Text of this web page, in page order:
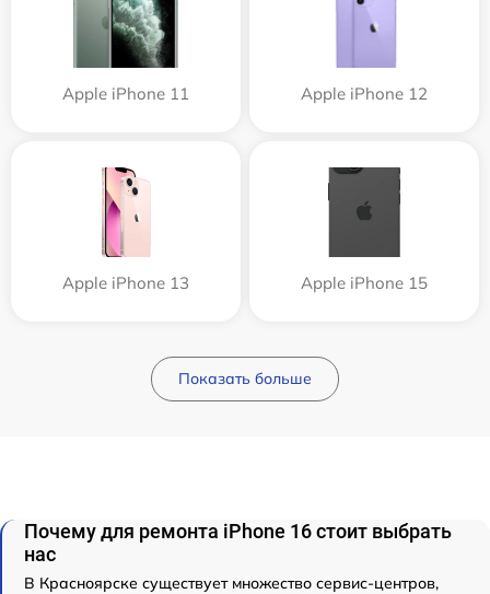
Apple iPhone 11 Apple iPhone 12
Apple iPhone 13 Apple iPhone 15
Показать больше
Почему для ремонта iPhone 16 стоит выбрать
нас
В Красноярске существует множество сервис-центров,